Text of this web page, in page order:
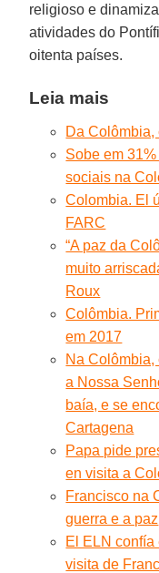
religioso e
atividades do
oitenta países.
Leia mais
Da Colômbia,
Sobe em
sociais na
Colombia. El
FARC
“A paz da
muito
Roux
Colômbia.
em 2017
Na
a Nossa
baía, e se
Cartagena
Papa pide
en visita a
Francisco na
guerra e a paz
El ELN confía
visita de